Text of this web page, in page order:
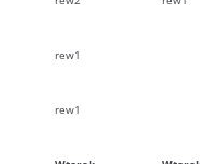
rew1
rew1